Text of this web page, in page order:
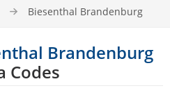
Biesenthal Brandenburg
Brandenburg
Codes